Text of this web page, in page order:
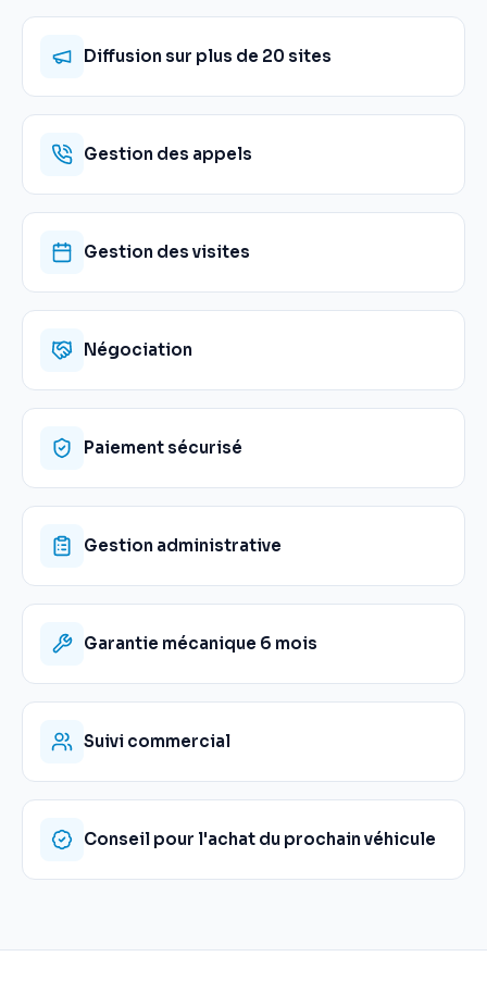
Diffusion sur plus de 20 sites
Gestion des appels
Gestion des visites
Négociation
Paiement sécurisé
Gestion administrative
Garantie mécanique 6 mois
Suivi commercial
Conseil pour l'achat du prochain véhicule